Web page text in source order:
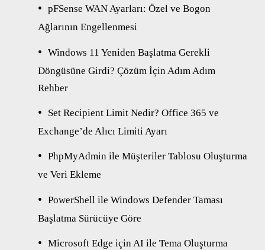
pFSense WAN Ayarları: Özel ve Bogon
Ağlarının Engellenmesi
Windows 11 Yeniden Başlatma Gerekli
Döngüsüne Girdi? Çözüm İçin Adım Adım
Rehber
Set Recipient Limit Nedir? Office 365 ve
Exchange’de Alıcı Limiti Ayarı
PhpMyAdmin ile Müşteriler Tablosu Oluşturma
ve Veri Ekleme
PowerShell ile Windows Defender Taması
Başlatma Sürücüye Göre
Microsoft Edge için AI ile Tema Oluşturma